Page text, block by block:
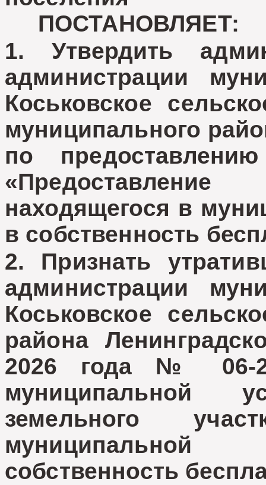
ПОСТАНОВЛЯЕТ:
1. Утвердить
администрации
Коськовское
муниципального
по
находящегося в
в собственность
2. Признать
администрации
Коськовское
района
2026 года № 06-
муниципальной
земельного
собственность